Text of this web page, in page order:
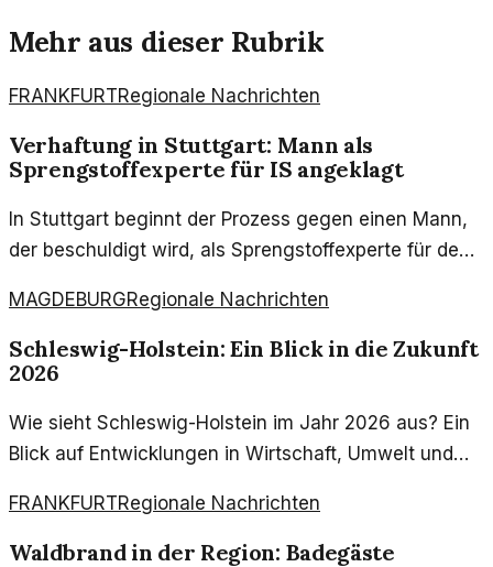
Mehr aus dieser Rubrik
FRANKFURTRegionale Nachrichten
Verhaftung in Stuttgart: Mann als
Sprengstoffexperte für IS angeklagt
In Stuttgart beginnt der Prozess gegen einen Mann,
der beschuldigt wird, als Sprengstoffexperte für den
auf die Gefahr des internationalen Terrorismus.
MAGDEBURGRegionale Nachrichten
Schleswig-Holstein: Ein Blick in die Zukunft
2026
Wie sieht Schleswig-Holstein im Jahr 2026 aus? Ein
Blick auf Entwicklungen in Wirtschaft, Umwelt und
Perspektiven.
FRANKFURTRegionale Nachrichten
Waldbrand in der Region: Badegäste